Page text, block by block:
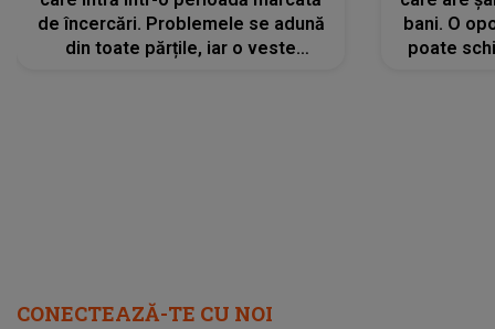
de încercări. Problemele se adună
din toate părțile, iar o veste
bani. O
poate
CONECTEAZĂ-TE CU NOI